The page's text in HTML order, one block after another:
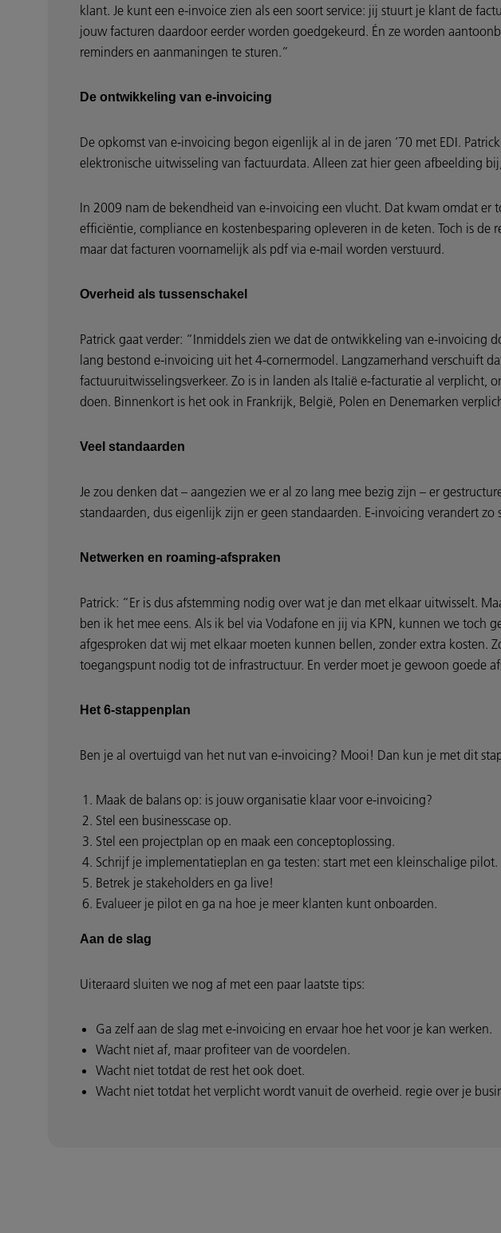
klant. Je kunt een e-invoice zien als een soort service: jij stuurt je klant de
jouw facturen daardoor eerder worden goedgekeurd. Én ze worden
reminders en aanmaningen te sturen.”
De ontwikkeling van e-invoicing
De opkomst van e-invoicing begon eigenlijk al in de jaren ’70 met EDI.
elektronische uitwisseling van factuurdata. Alleen zat hier geen afbeelding
In 2009 nam de bekendheid van e-invoicing een vlucht. Dat kwam omdat
efficiëntie, compliance en kostenbesparing opleveren in de keten. Toch is
maar dat facturen voornamelijk als pdf via e-mail worden verstuurd.
Overheid als tussenschakel
Patrick gaat verder: “Inmiddels zien we dat de ontwikkeling van e-invoicing
lang bestond e-invoicing uit het 4-cornermodel. Langzamerhand verschuift
factuuruitwisselingsverkeer. Zo is in landen als Italië e-facturatie al
doen. Binnenkort is het ook in Frankrijk, België, Polen en Denemarken
Veel standaarden
Je zou denken dat – aangezien we er al zo lang mee bezig zijn – er
standaarden, dus eigenlijk zijn er geen standaarden. E-invoicing verandert
Netwerken en roaming-afspraken
Patrick: “Er is dus afstemming nodig over wat je dan met elkaar uitwisselt.
ben ik het mee eens. Als ik bel via Vodafone en jij via KPN, kunnen we
afgesproken dat wij met elkaar moeten kunnen bellen, zonder extra kosten.
toegangspunt nodig tot de infrastructuur. En verder moet je gewoon goede
Het 6-stappenplan
Ben je al overtuigd van het nut van e-invoicing? Mooi! Dan kun je met dit
Maak de balans op: is jouw organisatie klaar voor e-invoicing?
Stel een businesscase op.
Stel een projectplan op en maak een conceptoplossing.
Schrijf je implementatieplan en ga testen: start met een kleinschalige pilot.
Betrek je stakeholders en ga live!
Evalueer je pilot en ga na hoe je meer klanten kunt onboarden.
Aan de slag
Uiteraard sluiten we nog af met een paar laatste tips:
Ga zelf aan de slag met e-invoicing en ervaar hoe het voor je kan werken.
Wacht niet af, maar profiteer van de voordelen.
Wacht niet totdat de rest het ook doet.
Wacht niet totdat het verplicht wordt vanuit de overheid. regie over je